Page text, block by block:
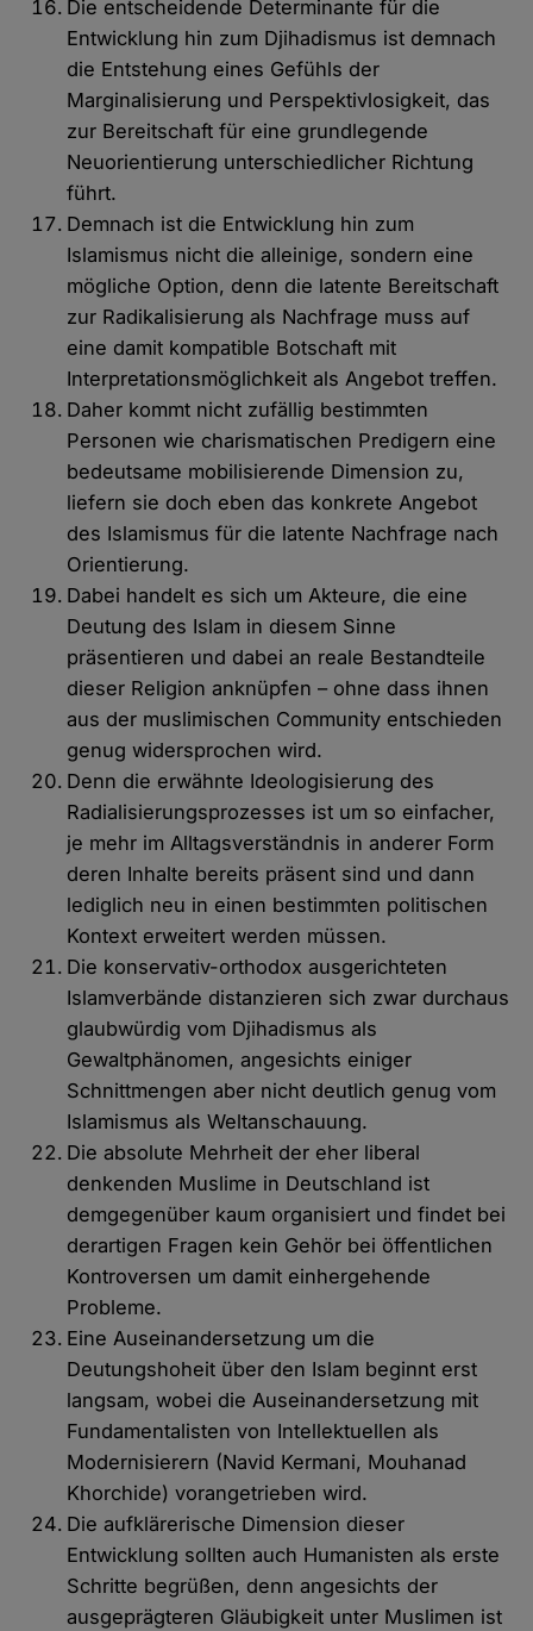
Die entscheidende Determinante für die
Entwicklung hin zum Djihadismus ist demnach
die Entstehung eines Gefühls der
Marginalisierung und Perspektivlosigkeit, das
zur Bereitschaft für eine grundlegende
Neuorientierung unterschiedlicher Richtung
führt.
Demnach ist die Entwicklung hin zum
Islamismus nicht die alleinige, sondern eine
mögliche Option, denn die latente Bereitschaft
zur Radikalisierung als Nachfrage muss auf
eine damit kompatible Botschaft mit
Interpretationsmöglichkeit als Angebot treffen.
Daher kommt nicht zufällig bestimmten
Personen wie charismatischen Predigern eine
bedeutsame mobilisierende Dimension zu,
liefern sie doch eben das konkrete Angebot
des Islamismus für die latente Nachfrage nach
Orientierung.
Dabei handelt es sich um Akteure, die eine
Deutung des Islam in diesem Sinne
präsentieren und dabei an reale Bestandteile
dieser Religion anknüpfen – ohne dass ihnen
aus der muslimischen Community entschieden
genug widersprochen wird.
Denn die erwähnte Ideologisierung des
Radialisierungsprozesses ist um so einfacher,
je mehr im Alltagsverständnis in anderer Form
deren Inhalte bereits präsent sind und dann
lediglich neu in einen bestimmten politischen
Kontext erweitert werden müssen.
Die konservativ-orthodox ausgerichteten
Islamverbände distanzieren sich zwar durchaus
glaubwürdig vom Djihadismus als
Gewaltphänomen, angesichts einiger
Schnittmengen aber nicht deutlich genug vom
Islamismus als Weltanschauung.
Die absolute Mehrheit der eher liberal
denkenden Muslime in Deutschland ist
demgegenüber kaum organisiert und findet bei
derartigen Fragen kein Gehör bei öffentlichen
Kontroversen um damit einhergehende
Probleme.
Eine Auseinandersetzung um die
Deutungshoheit über den Islam beginnt erst
langsam, wobei die Auseinandersetzung mit
Fundamentalisten von Intellektuellen als
Modernisierern (Navid Kermani, Mouhanad
Khorchide) vorangetrieben wird.
Die aufklärerische Dimension dieser
Entwicklung sollten auch Humanisten als erste
Schritte begrüßen, denn angesichts der
ausgeprägteren Gläubigkeit unter Muslimen ist